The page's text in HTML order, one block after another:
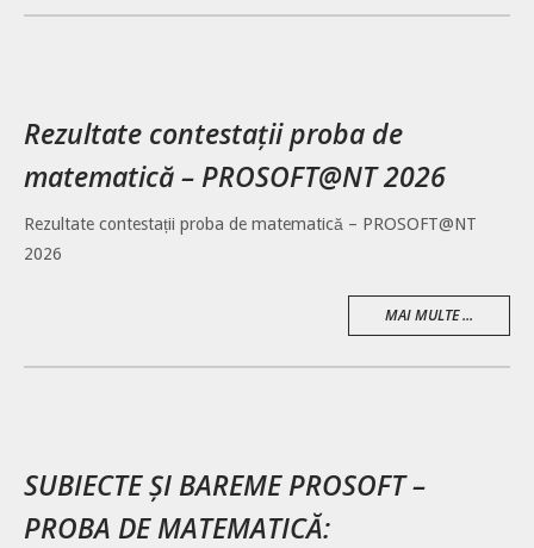
Rezultate contestații proba de
matematică – PROSOFT@NT 2026
Rezultate contestații proba de matematică – PROSOFT@NT
2026
MAI MULTE ...
SUBIECTE ȘI BAREME PROSOFT –
PROBA DE MATEMATICĂ: